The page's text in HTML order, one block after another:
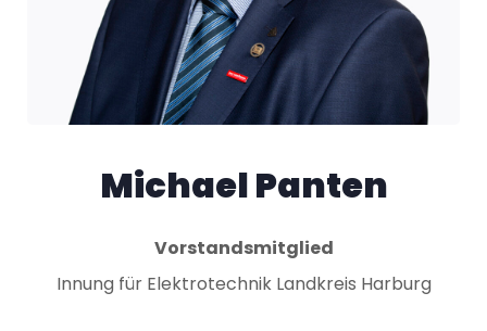
Michael Panten
Vorstandsmitglied
Innung für Elektrotechnik Landkreis Harburg